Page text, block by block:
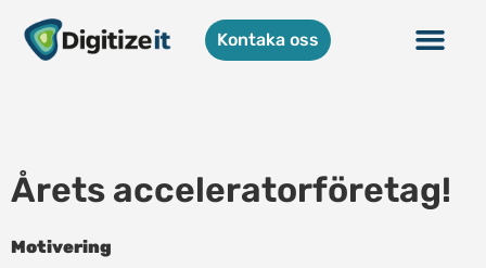
Kontaka oss
Årets acceleratorföretag!
Motivering